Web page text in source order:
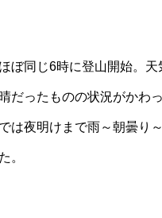
ぼ同じ6時に登山開始。天
だったものの状況がかわ
は夜明けまで雨～朝曇り
。